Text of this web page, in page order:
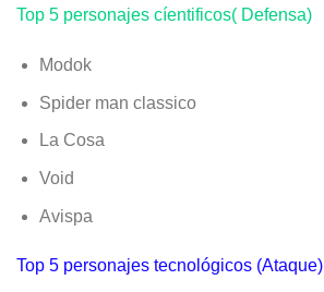
Top 5 personajes cíentificos( Defensa)
Modok
Spider man classico
La Cosa
Void
Avispa
Top 5 personajes tecnológicos (Ataque)